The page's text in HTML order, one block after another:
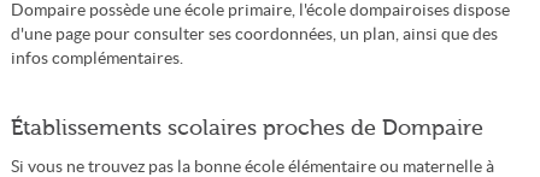
Dompaire possède une école primaire, l'école dompairoises dispose
d'une page pour consulter ses coordonnées, un plan, ainsi que des
infos complémentaires.
Établissements scolaires proches de Dompaire
Si vous ne trouvez pas la bonne école élémentaire ou maternelle à